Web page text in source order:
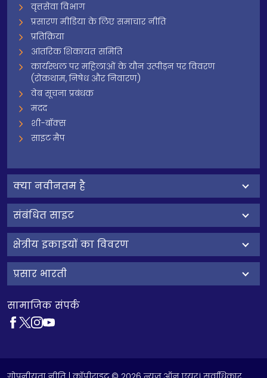
वृत्तसेवा विभाग
प्रसारण मीडिया के लिए समाचार नीति
प्रतिक्रिया
आंतरिक शिकायत समिति
कार्यस्थल पर महिलाओं के यौन उत्पीड़न पर विवरण
(रोकथाम, निषेध और निवारण)
वेब सूचना प्रबंधक
मदद
शी-बॉक्स
साइट मैप
क्‍या नवीनतम है
संबंधित साइट
क्षेत्रीय इकाइयों का विवरण
प्रसार भारती
सामाजिक संपर्क